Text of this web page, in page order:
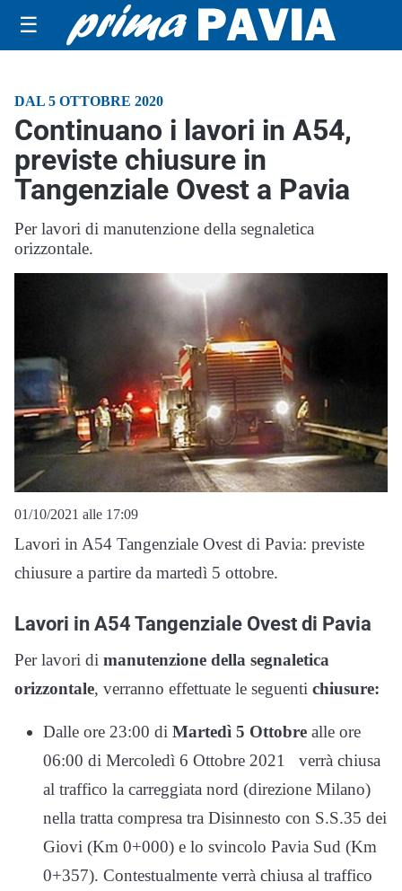
☰
DAL 5 OTTOBRE 2020
Continuano i lavori in A54,
previste chiusure in
Tangenziale Ovest a Pavia
Per lavori di manutenzione della segnaletica
orizzontale.
01/10/2021 alle 17:09
Lavori in A54 Tangenziale Ovest di Pavia: previste
chiusure a partire da martedì 5 ottobre.
Lavori in A54 Tangenziale Ovest di Pavia
Per lavori di manutenzione della segnaletica
orizzontale, verranno effettuate le seguenti chiusure:
Dalle ore 23:00 di Martedì 5 Ottobre alle ore
06:00 di Mercoledì 6 Ottobre 2021 verrà chiusa
al traffico la carreggiata nord (direzione Milano)
nella tratta compresa tra Disinnesto con S.S.35 dei
Giovi (Km 0+000) e lo svincolo Pavia Sud (Km
0+357). Contestualmente verrà chiusa al traffico